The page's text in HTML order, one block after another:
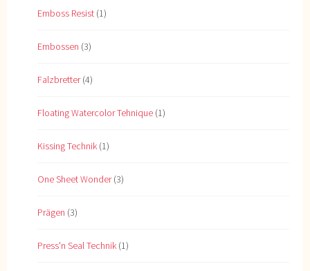
Emboss Resist (1)
Embossen (3)
Falzbretter(4)
Floating Watercolor Tehnique (1)
Kissing Technik (1)
One Sheet Wonder(3)
Prägen (3)
Press'n Seal Technik (1)